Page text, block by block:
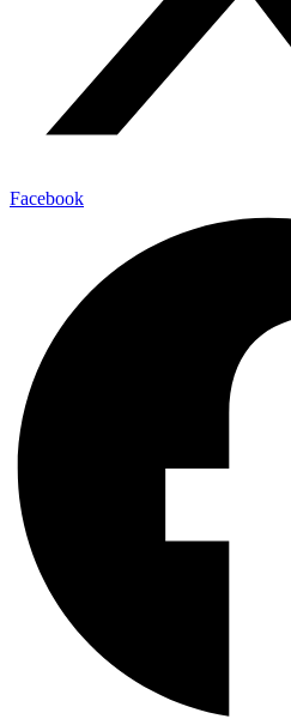
Facebook